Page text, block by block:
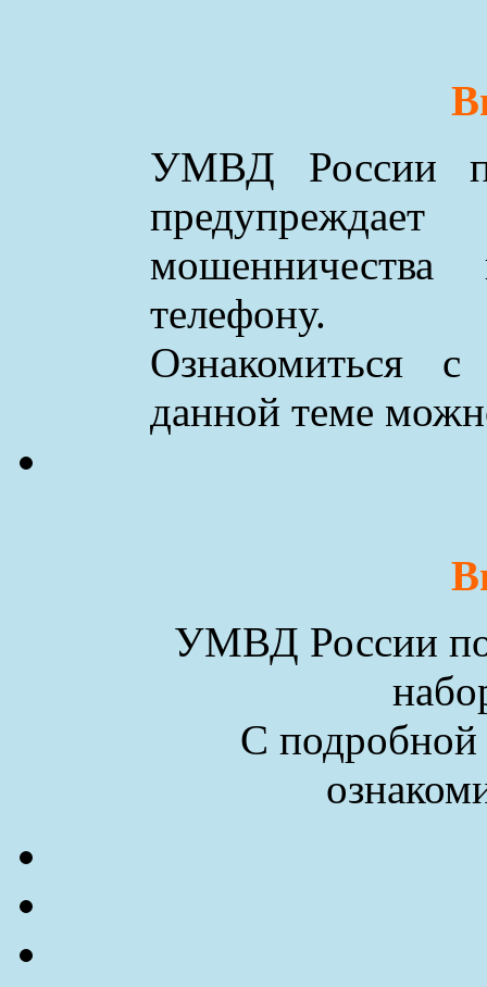
УМВД России
телефону.
Ознакомиться
данной теме
УМВД России по
С